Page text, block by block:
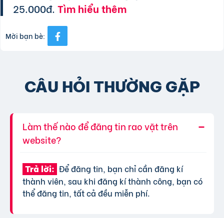
25.000đ.Tìm hiểu thêm
Mời bạn bè:
CÂU HỎI THƯỜNG GẶP
Làm thế nào để đăng tin rao vặt trên
website?
Trả lời: Để đăng tin, bạn chỉ cần đăng kí
thành viên, sau khi đăng kí thành công, bạn có
thể đăng tin, tất cả đều miễn phí.